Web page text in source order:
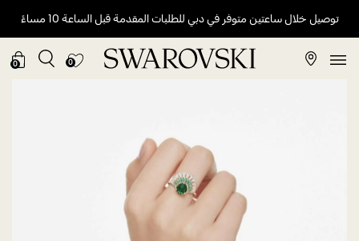
توصيل خلال ساعتين متوفر في دبي للطلبات المقدمة قبل الساعة 10 مساءً
0
0